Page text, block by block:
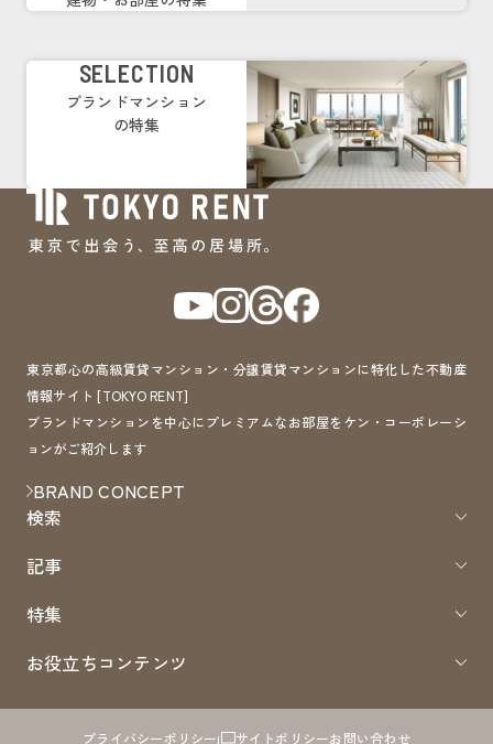
SELECTION
ブランドマンション
の特集
東京都心の高級賃貸マンション・分譲賃貸マンションに特化した不動産
情報サイト [TOKYO RENT]
ブランドマンションを中心にプレミアムなお部屋をケン・コーポレーシ
ョンがご紹介します
BRAND CONCEPT
検索
記事
特集
お役立ちコンテンツ
プライバシーポリシー サイトポリシーお問い合わせ